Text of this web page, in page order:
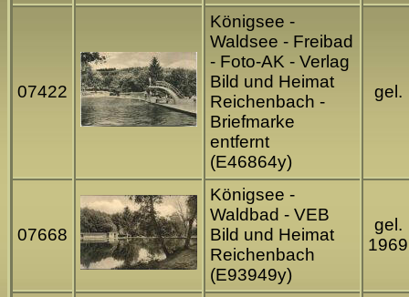
07422
Königsee -
Waldsee - Freibad
- Foto-AK - Verlag
Bild und Heimat
Reichenbach -
Briefmarke
entfernt
(E46864y)
gel.
07668
Königsee -
Waldbad - VEB
Bild und Heimat
Reichenbach
(E93949y)
gel.
1969